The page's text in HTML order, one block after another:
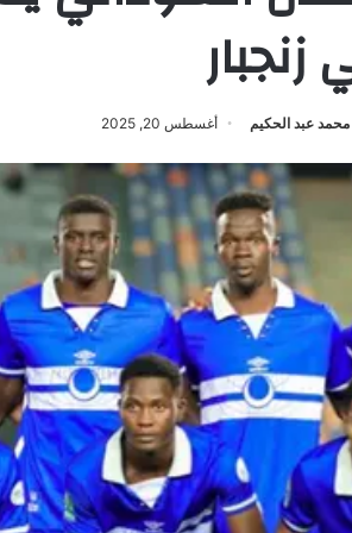
محمد عبد الحكيم أغسطس 20, 2025